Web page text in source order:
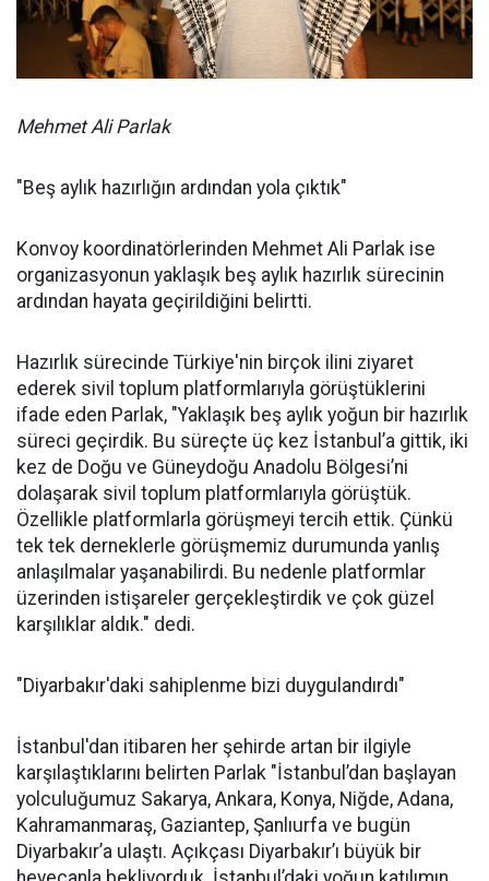
Mehmet Ali Parlak
"Beş aylık hazırlığın ardından yola çıktık"
Konvoy koordinatörlerinden Mehmet Ali Parlak ise
organizasyonun yaklaşık beş aylık hazırlık sürecinin
ardından hayata geçirildiğini belirtti.
Hazırlık sürecinde Türkiye'nin birçok ilini ziyaret
ederek sivil toplum platformlarıyla görüştüklerini
ifade eden Parlak, "Yaklaşık beş aylık yoğun bir hazırlık
süreci geçirdik. Bu süreçte üç kez İstanbul’a gittik, iki
kez de Doğu ve Güneydoğu Anadolu Bölgesi’ni
dolaşarak sivil toplum platformlarıyla görüştük.
Özellikle platformlarla görüşmeyi tercih ettik. Çünkü
tek tek derneklerle görüşmemiz durumunda yanlış
anlaşılmalar yaşanabilirdi. Bu nedenle platformlar
üzerinden istişareler gerçekleştirdik ve çok güzel
karşılıklar aldık." dedi.
"Diyarbakır'daki sahiplenme bizi duygulandırdı"
İstanbul'dan itibaren her şehirde artan bir ilgiyle
karşılaştıklarını belirten Parlak "İstanbul’dan başlayan
yolculuğumuz Sakarya, Ankara, Konya, Niğde, Adana,
Kahramanmaraş, Gaziantep, Şanlıurfa ve bugün
Diyarbakır’a ulaştı. Açıkçası Diyarbakır’ı büyük bir